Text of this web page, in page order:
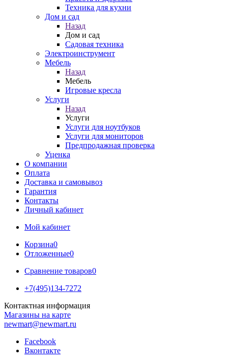
Техника для кухни
Дом и сад
Назад
Дом и сад
Садовая техника
Электроинструмент
Мебель
Назад
Мебель
Игровые кресла
Услуги
Назад
Услуги
Услуги для ноутбуков
Услуги для мониторов
Предпродажная проверка
Уценка
О компании
Оплата
Доставка и самовывоз
Гарантия
Контакты
Личный кабинет
Мой кабинет
Корзина0
Отложенные0
Сравнение товаров0
+7(495)134-7272
Контактная информация
Магазины на карте
newmart@newmart.ru
Facebook
Вконтакте